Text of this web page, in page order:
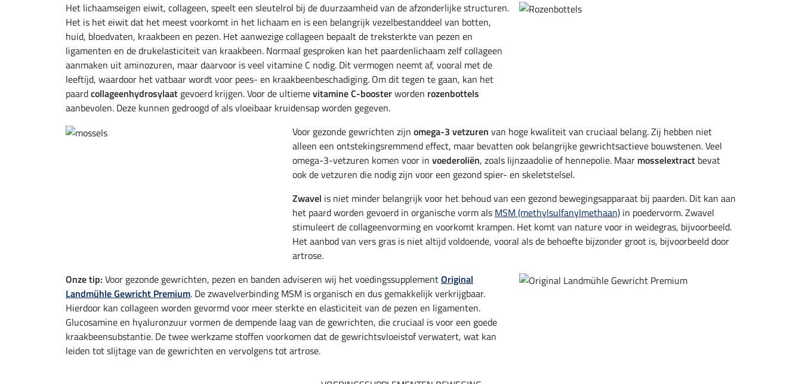
Het lichaamseigen eiwit, collageen, speelt een sleutelrol bij de duurzaamheid van de afzonderlijke structuren.
Het is het eiwit dat het meest voorkomt in het lichaam en is een belangrijk vezelbestanddeel van botten,
huid, bloedvaten, kraakbeen en pezen. Het aanwezige collageen bepaalt de treksterkte van pezen en
ligamenten en de drukelasticiteit van kraakbeen. Normaal gesproken kan het paardenlichaam zelf collageen
aanmaken uit aminozuren, maar daarvoor is veel vitamine C nodig. Dit vermogen neemt af, vooral met de
leeftijd, waardoor het vatbaar wordt voor pees- en kraakbeenbeschadiging. Om dit tegen te gaan, kan het
paardcollageenhydrosylaat gevoerd krijgen. Voor de ultiemevitamine C-boosterworden rozenbottels
aanbevolen. Deze kunnen gedroogd of als vloeibaar kruidensap worden gegeven.
Voor gezonde gewrichten zijn omega-3 vetzuren van hoge kwaliteit van cruciaal belang. Zij hebben niet
alleen een ontstekingsremmend effect, maar bevatten ook belangrijke gewrichtsactieve bouwstenen. Veel
omega-3-vetzuren komen voor in voederoliën, zoals lijnzaadolie of hennepolie. Maar mosselextract bevat
ook de vetzuren die nodig zijn voor een gezond spier- en skeletstelsel.
Zwavel is niet minder belangrijk voor het behoud van een gezond bewegingsapparaat bij paarden. Dit kan aan
het paard worden gevoerd in organische vorm als MSM (methylsulfanylmethaan) in poedervorm. Zwavel
stimuleert de collageenvorming en voorkomt krampen. Het komt van nature voor in weidegras, bijvoorbeeld.
Het aanbod van vers gras is niet altijd voldoende, vooral als de behoefte bijzonder groot is, bijvoorbeeld door
artrose.
Onze tip: Voor gezonde gewrichten, pezen en banden adviseren wij het voedingssupplementOriginal
Landmühle Gewricht Premium. De zwavelverbinding MSM is organisch en dus gemakkelijk verkrijgbaar.
Hierdoor kan collageen worden gevormd voor meer sterkte en elasticiteit van de pezen en ligamenten.
Glucosamine en hyaluronzuur vormen de dempende laag van de gewrichten, die cruciaal is voor een goede
kraakbeensubstantie. De twee werkzame stoffen voorkomen dat de gewrichtsvloeistof verwatert, wat kan
leiden tot slijtage van de gewrichten en vervolgens tot artrose.